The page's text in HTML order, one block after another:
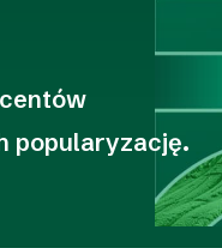
popularyzację.